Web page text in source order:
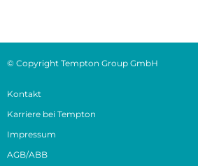
© Copyright Tempton Group GmbH
Kontakt
Karriere bei Tempton
Impressum
AGB/ABB